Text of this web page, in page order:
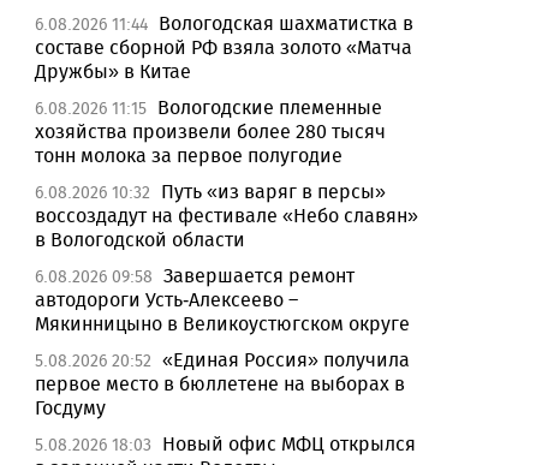
6.08.2026 11:44 Вологодская шахматистка в
составе сборной РФ взяла золото «Матча
Дружбы» в Китае
6.08.2026 11:15 Вологодские племенные
хозяйства произвели более 280 тысяч
тонн молока за первое полугодие
6.08.2026 10:32
Путь «из варяг в персы»
воссоздадут на фестивале «Небо славян»
в Вологодской области
6.08.2026 09:58 Завершается ремонт
автодороги Усть-Алексеево –
Мякинницыно в Великоустюгском округе
5.08.2026 20:52 «Единая Россия» получила
первое место в бюллетене на выборах в
Госдуму
5.08.2026 18:03
Новый офис МФЦ открылся